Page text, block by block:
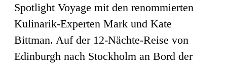
Spotlight Voyage mit den renommierten
Kulinarik-Experten Mark und Kate
Bittman. Auf der 12-Nächte-Reise von
Edinburgh nach Stockholm an Bord der